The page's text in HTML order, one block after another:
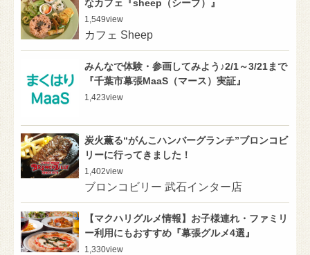
なカフェ『sheep（シープ）』
1,549view
カフェ Sheep
みんなで体験・参画してみよう♪2/1～3/21まで
『千葉市幕張MaaS（マース）実証』
1,423view
炭火薫る“がんこハンバーグランチ”ブロンコビ
リーに行ってきました！
1,402view
ブロンコビリー 武石インター店
【マクハリグルメ情報】お子様連れ・ファミリ
ー利用にもおすすめ『幕張グルメ4選』
1,330view